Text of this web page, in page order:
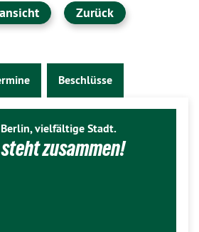
Zurück
Beschlüsse
vielfältige Stadt.
zusammen!